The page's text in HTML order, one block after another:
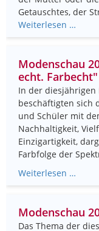
Getauschtes, der
Weiterlesen …
Modenschau
echt. Farbecht"
In der diesjährigen
beschäftigten sich
und Schüler mit
Nachhaltigkeit,
Einzigartigkeit,
Farbfolge der
Weiterlesen …
Modenschau
Das Thema der